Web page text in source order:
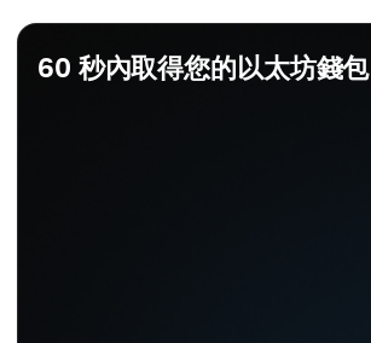
60 秒內取得您的以太坊錢包